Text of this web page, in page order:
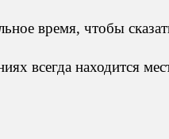
время, чтобы
всегда находится